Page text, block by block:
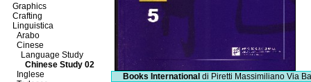
Graphics
Crafting
Linguistica
Arabo
Cinese
Language Study
Chinese Study 02
Inglese
Books International di Piretti Massimiliano Via